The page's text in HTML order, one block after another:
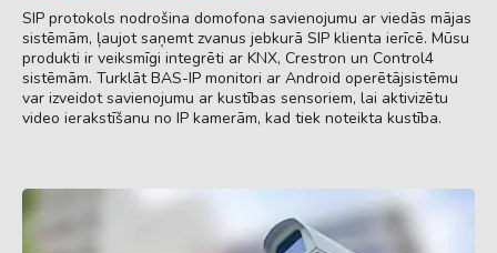
SIP protokols nodrošina domofona savienojumu ar viedās mājas
sistēmām, ļaujot saņemt zvanus jebkurā SIP klienta ierīcē. Mūsu
produkti ir veiksmīgi integrēti ar KNX, Crestron un Control4
sistēmām. Turklāt BAS-IP monitori ar Android operētājsistēmu
var izveidot savienojumu ar kustības sensoriem, lai aktivizētu
video ierakstīšanu no IP kamerām, kad tiek noteikta kustība.